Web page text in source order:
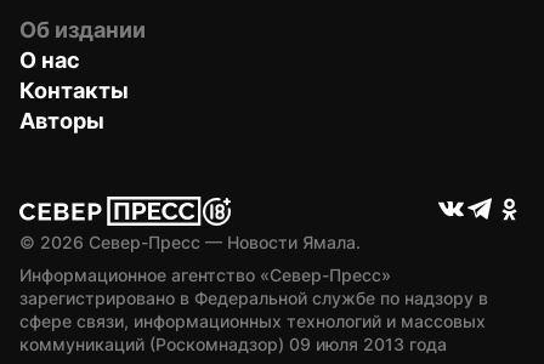
Об издании
О нас
Контакты
Авторы
© 2026 Север-Пресс — Новости Ямала.
Информационное агентство «Север-Пресс»
зарегистрировано в Федеральной службе по надзору в
сфере связи, информационных технологий и массовых
коммуникаций (Роскомнадзор) 09 июля 2013 года